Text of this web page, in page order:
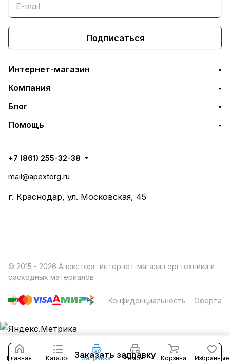
Заказать заправку
Главная Каталог Заправка Ремонт Корзина Избранные
Подписаться
Интернет-магазин
Компания
Блог
Помощь
+7 (861) 255-32-38
mail@apextorg.ru
г. Краснодар, ул. Московская, 45
© 2015 - 2026 Апексторг: интернет-магазин оргтехники и
расходных материалов
Конфиденциальность Оферта